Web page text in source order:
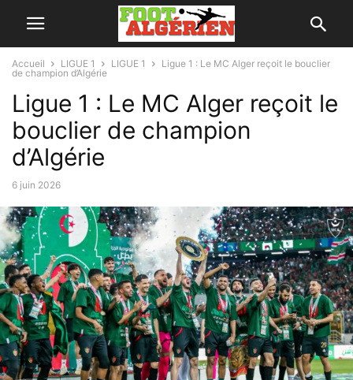
Accueil LIGUE 1 LIGUE 1
Ligue 1 : Le MC Alger reçoit le bouclier
de champion d’Algérie
Ligue 1 : Le MC Alger reçoit le
bouclier de champion
d’Algérie
6 juin 2026